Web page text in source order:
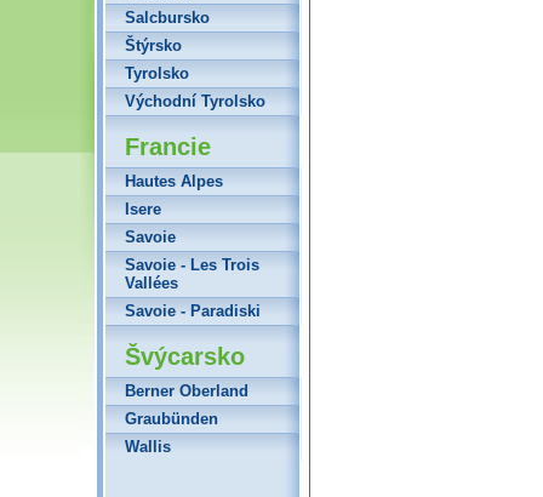
Salcbursko
Štýrsko
Tyrolsko
Východní Tyrolsko
Francie
Hautes Alpes
Isere
Savoie
Savoie - Les Trois
Vallées
Savoie - Paradiski
Švýcarsko
Berner Oberland
Graubünden
Wallis